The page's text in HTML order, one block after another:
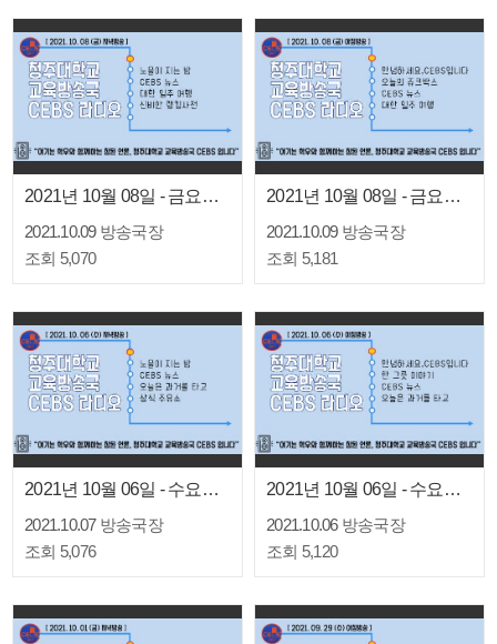
2021년 10월 08일 - 금요일 저녁방송
2021.10.09 방송국장
조회 5,070
2021년 10월 08일 - 금요일 아침방송
2021.10.09 방송국장
조회 5,181
2021년 10월 06일 - 수요일 저녁방송
2021.10.07 방송국장
조회 5,076
2021년 10월 06일 - 수요일 아침방송
2021.10.06 방송국장
조회 5,120